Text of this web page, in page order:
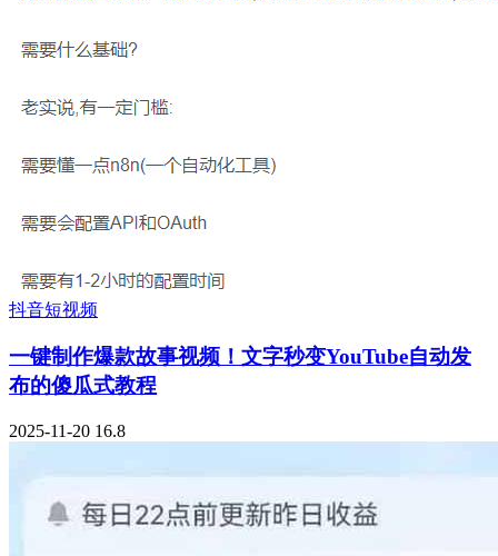
抖音短视频
一键制作爆款故事视频！文字秒变YouTube自动发
布的傻瓜式教程
2025-11-20 16.8